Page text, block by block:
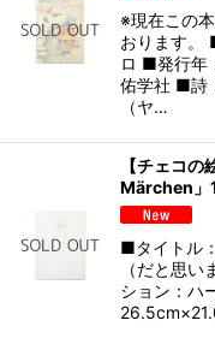
※現在この
おります。
ロ ■発行年
佑学社 ■詩
（ヤ…
【チェコ
Märchen」
■タイトル
（だと思
ション：ハ